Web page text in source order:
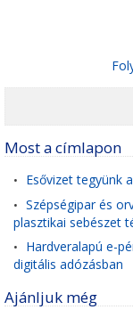
Most a címlapon
• Esővizet tegyünk
• Szépségipar és
plasztikai sebészet
• Hardveralapú e-
digitális adózásban
Ajánljuk még